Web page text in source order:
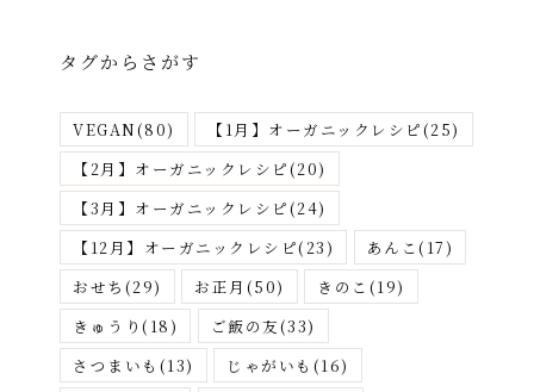
ー
ら
が
す
タグからさがす
VEGAN(80) 【1月】オーガニックレシピ(25)
【2月】オーガニックレシピ(20)
【3月】オーガニックレシピ(24)
【12月】オーガニックレシピ(23) あんこ(17)
おせち (29) お正月 (50) きのこ (19)
きゅうり (18) ご飯の友(33)
さつまいも (13) じゃがいも (16)